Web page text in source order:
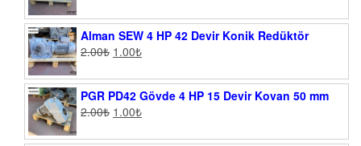
Alman SEW 4 HP 42 Devir Konik Redüktör
2.00₺ 1.00₺
PGR PD42 Gövde 4 HP 15 Devir Kovan 50 mm
2.00₺ 1.00₺